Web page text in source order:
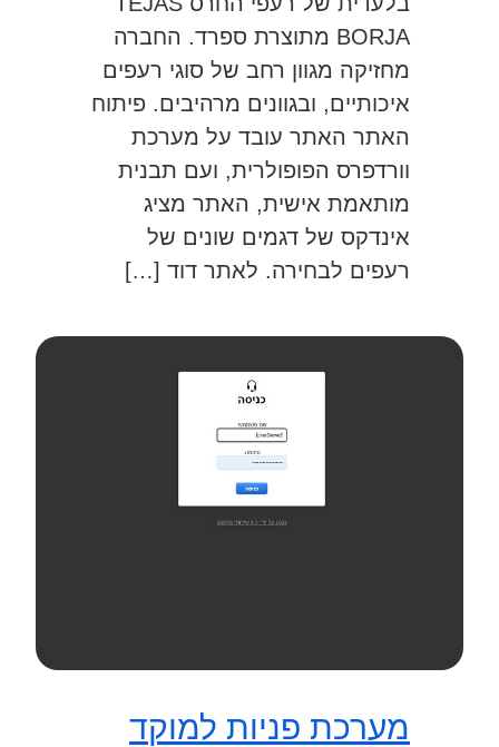
BORJA מתוצרת ספרד. החברה
מחזיקה מגוון רחב של סוגי רעפים
איכותיים, ובגוונים מרהיבים. פיתוח
האתר האתר עובד על מערכת
וורדפרס הפופולרית, ועם תבנית
מותאמת אישית, האתר מציג
אינדקס של דגמים שונים של
רעפים לבחירה. לאתר דוד […]
מערכת פניות למוקד